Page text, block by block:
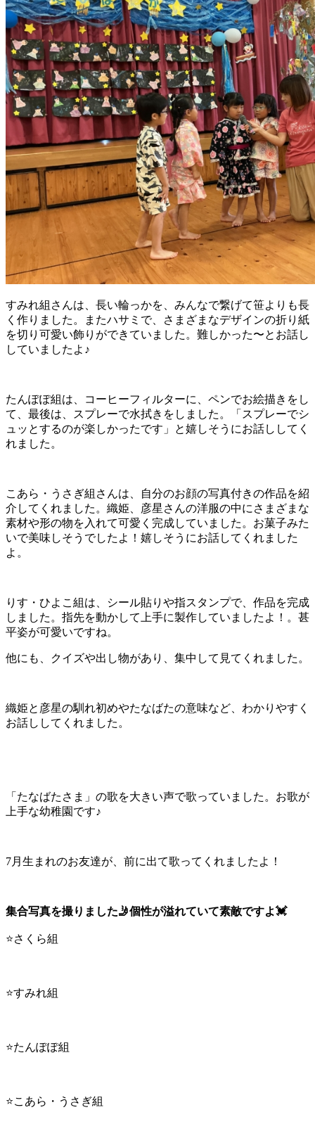
すみれ組さんは、長い輪っかを、みんなで繋げて笹よりも長
く作りました。またハサミで、さまざまなデザインの折り紙
を切り可愛い飾りができていました。難しかった〜とお話し
していましたよ♪
たんぽぽ組は、コーヒーフィルターに、ペンでお絵描きをし
て、最後は、スプレーで水拭きをしました。「スプレーでシ
ュッとするのが楽しかったです」と嬉しそうにお話ししてく
れました。
こあら・うさぎ組さんは、自分のお顔の写真付きの作品を紹
介してくれました。織姫、彦星さんの洋服の中にさまざまな
素材や形の物を入れて可愛く完成していました。お菓子みた
いで美味しそうでしたよ！嬉しそうにお話してくれました
よ。
りす・ひよこ組は、シール貼りや指スタンプで、作品を完成
しました。指先を動かして上手に製作していましたよ！。甚
平姿が可愛いですね。
他にも、クイズや出し物があり、集中して見てくれました。
織姫と彦星の馴れ初めやたなばたの意味など、わかりやすく
お話ししてくれました。
「たなばたさま」の歌を大きい声で歌っていました。お歌が
上手な幼稚園です♪
7月生まれのお友達が、前に出て歌ってくれましたよ！
集合写真を撮りました🤳個性が溢れていて素敵ですよ💓
⭐️さくら組
⭐️すみれ組
⭐️たんぽぽ組
⭐️こあら・うさぎ組